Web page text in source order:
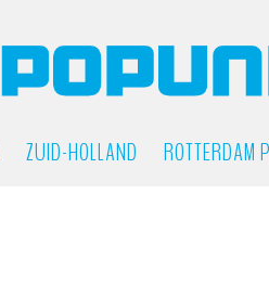
ZUID-HOLLAND ROTTERDAM